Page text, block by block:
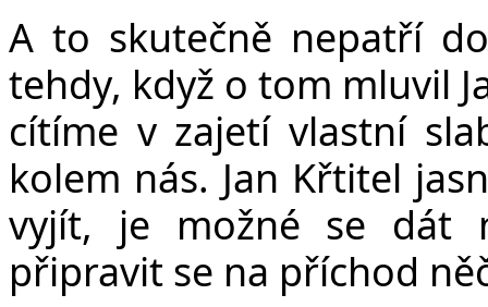
A to skutečně nepatří
tehdy, když o tom mluvil
cítíme v zajetí vlastní
kolem nás. Jan Křtitel
vyjít, je možné se dát
připravit se na příchod